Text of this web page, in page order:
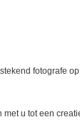
fotografe
u tot een